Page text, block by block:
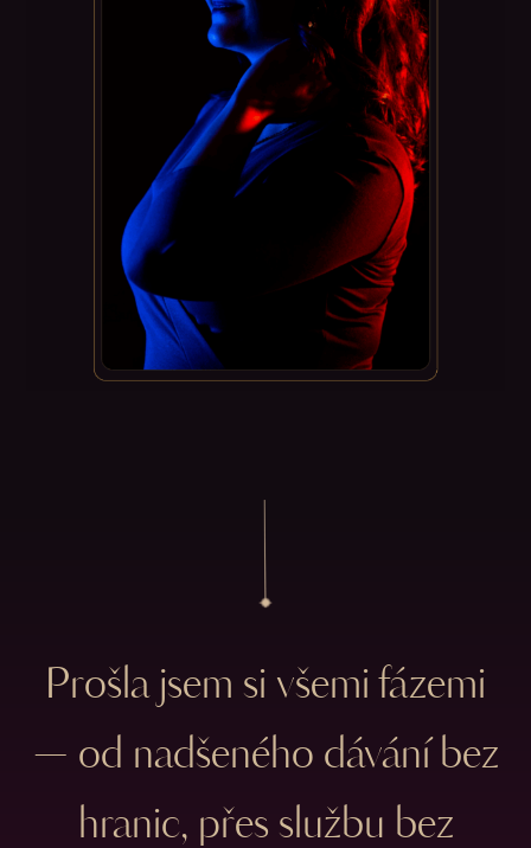
Prošla jsem si všemi fázemi
— od nadšeného dávání bez
hranic, přes službu bez